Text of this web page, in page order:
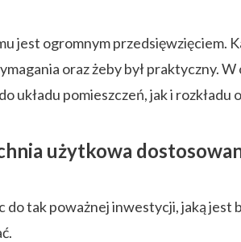
jest ogromnym przedsięwzięciem.
oraz żeby był praktyczny.
układu pomieszczeń, jak i rozkładu
użytkowa
do tak poważnej inwestycji, jaką